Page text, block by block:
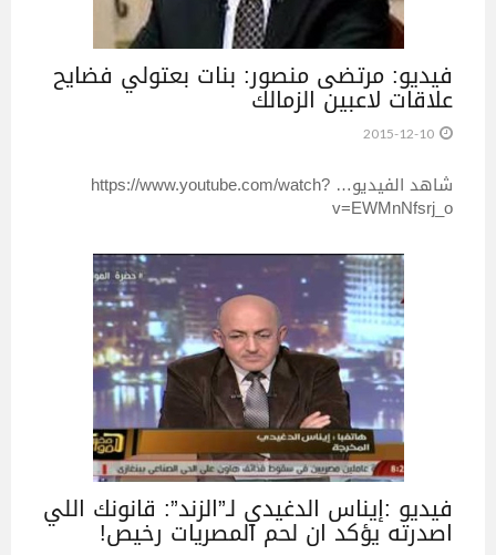
فيديو: مرتضى منصور: بنات بعتولي فضايح
علاقات لاعبين الزمالك
2015-12-10
شاهد الفيديو… https://www.youtube.com/watch?
v=EWMnNfsrj_o
فيديو :إيناس الدغيدي لـ”الزند”: قانونك اللي
اصدرته يؤكد ان لحم المصريات رخيص!